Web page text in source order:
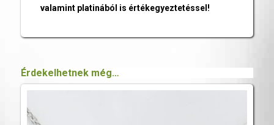
valamint platinából is értékegyeztetéssel!
Érdekelhetnek még…